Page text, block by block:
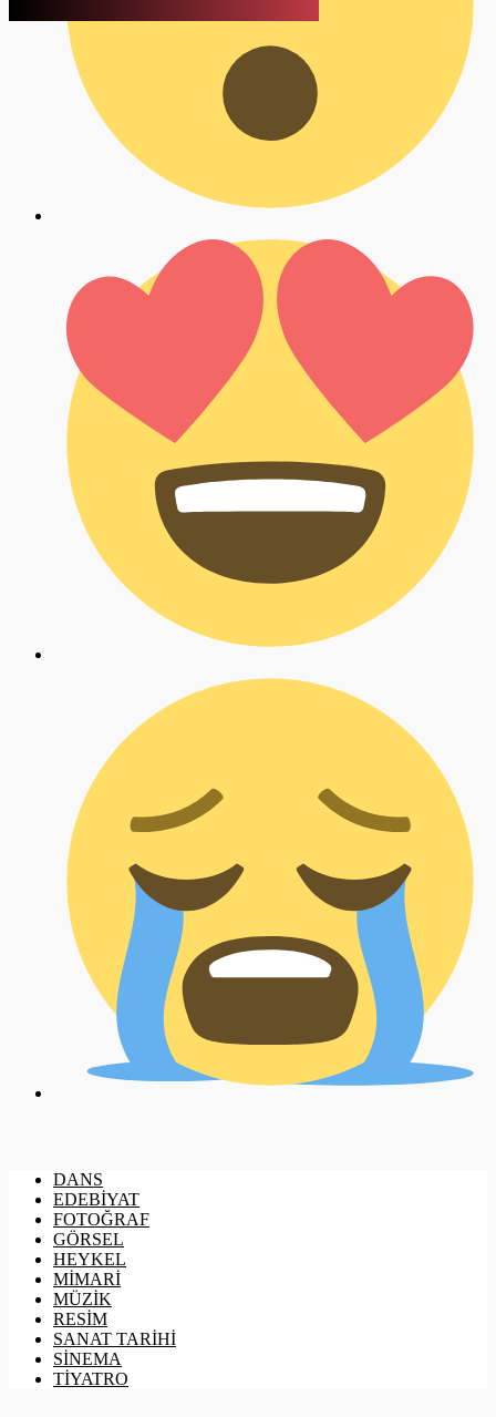
DANS
EDEBİYAT
FOTOĞRAF
GÖRSEL
HEYKEL
MİMARİ
MÜZİK
RESİM
SANAT TARİHİ
SİNEMA
TİYATRO